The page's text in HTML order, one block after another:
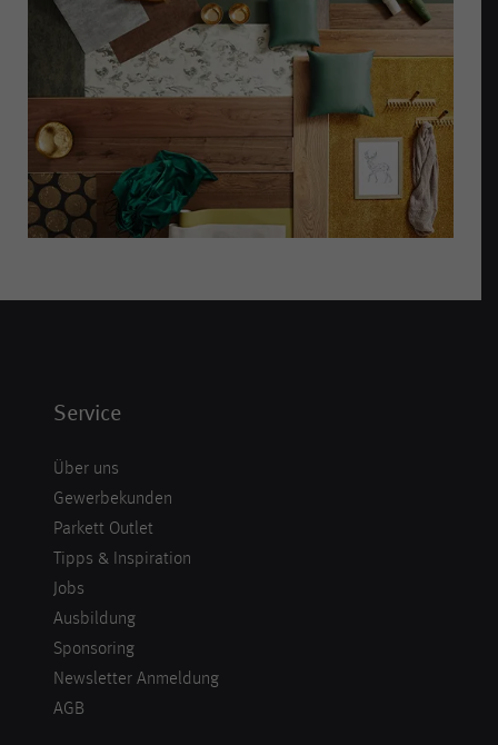
Service
Über uns
Gewerbekunden
Parkett Outlet
Tipps & Inspiration
Jobs
Ausbildung
Sponsoring
Newsletter Anmeldung
AGB